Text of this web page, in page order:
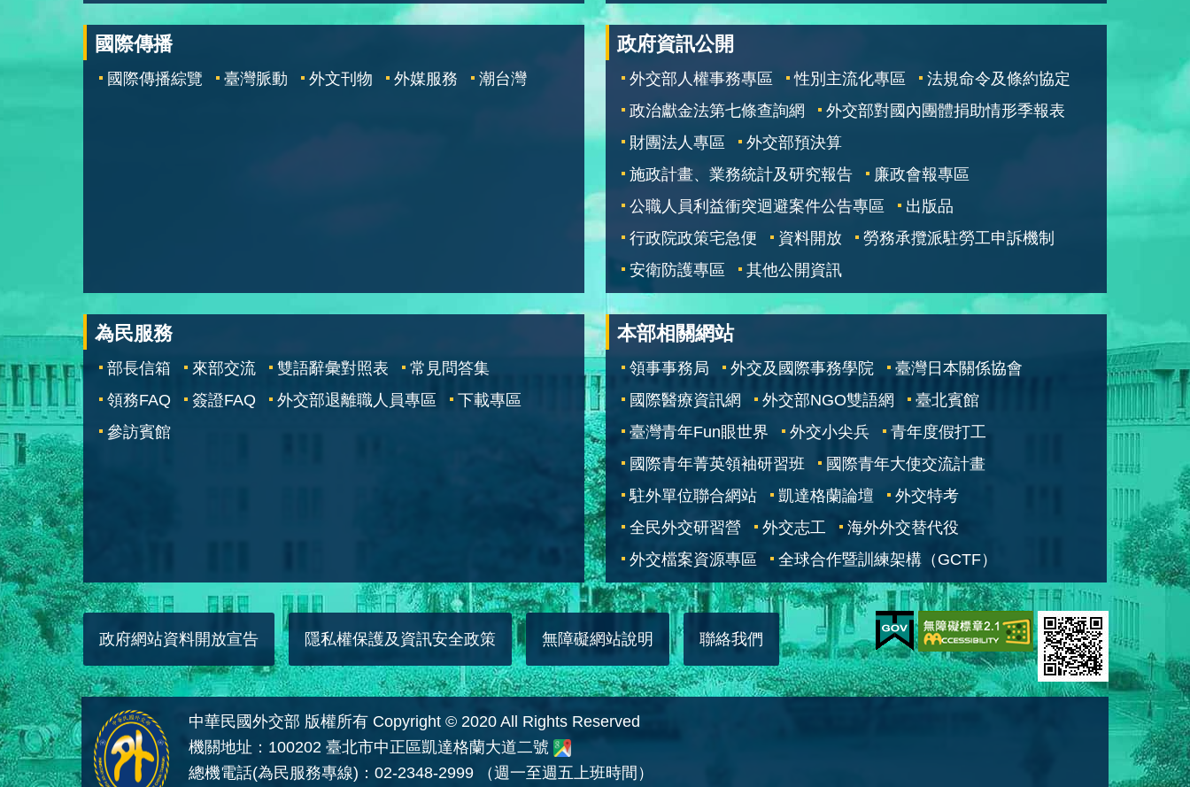
國際傳播
國際傳播綜覽 臺灣脈動 外文刊物 外媒服務 潮台灣
政府資訊公開
外交部人權事務專區 性別主流化專區
法規命令及條約協定
政治獻金法第七條查詢網
外交部對國內團體捐助情形季報表
財團法人專區
外交部預決算
施政計畫、業務統計及研究報告
廉政會報專區
公職人員利益衝突迴避案件公告專區
出版品
行政院政策宅急便
資料開放
勞務承攬派駐勞工申訴機制
安衛防護專區
其他公開資訊
為民服務
部長信箱 來部交流 雙語辭彙對照表
常見問答集
領務FAQ
簽證FAQ 外交部退離職人員專區
下載專區
參訪賓館
本部相關網站
領事事務局 外交及國際事務學院
臺灣日本關係協會
國際醫療資訊網
外交部NGO雙語網
臺北賓館
臺灣青年Fun眼世界
外交小尖兵
青年度假打工
國際青年菁英領袖研習班
國際青年大使交流計畫
駐外單位聯合網站
凱達格蘭論壇
外交特考
全民外交研習營
外交志工
海外外交替代役
外交檔案資源專區
全球合作暨訓練架構（GCTF）
政府網站資料開放宣告 隱私權保護及資訊安全政策 無障礙網站說明 聯絡我們
中華民國外交部 版權所有 Copyright © 2020 All Rights Reserved
機關地址：100202 臺北市中正區凱達格蘭大道二號
總機電話(為民服務專線)：02-2348-2999 （週一至週五上班時間）